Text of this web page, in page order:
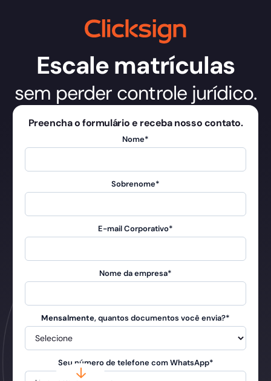
Escale matrículas
sem perder controle jurídico.
Preencha o formulário e receba nosso contato.
Nome*
Sobrenome*
E-mail Corporativo*
Nome da empresa*
Mensalmente, quantos documentos você envia?*
Seu número de telefone com WhatsApp*